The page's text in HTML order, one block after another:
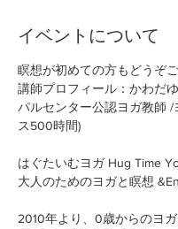
イベントについて
瞑想が初めての方もどうぞ
講師プロフィール：かわだ
パルセンター公認ヨガ教師 /
はぐたいむヨガ Hug Time
2010年より、0歳からのヨ